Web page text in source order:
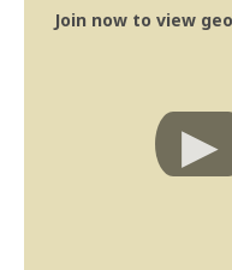
Join now to view